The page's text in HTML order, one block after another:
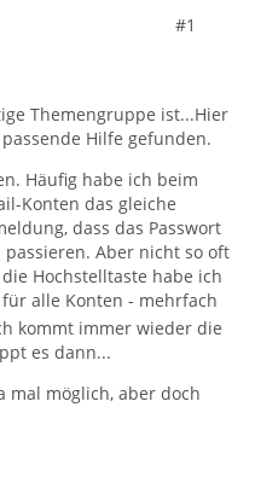
#1
Themengruppe ist...Hier
Hilfe gefunden.
Häufig habe ich beim
Konten das gleiche
dass das Passwort
Aber nicht so oft
Hochstelltaste habe ich
alle Konten - mehrfach
kommt immer wieder die
es dann...
mal möglich, aber doch